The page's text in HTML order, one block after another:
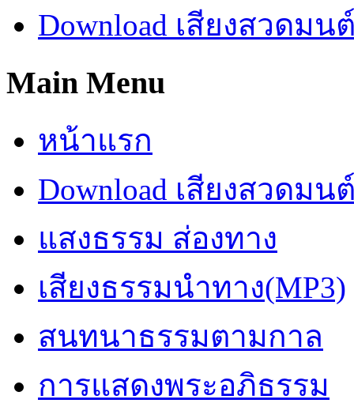
Download เสียงสวดมน
Main Menu
หน้าแรก
Download เสียงสวดมน
แสงธรรม ส่องทาง
เสียงธรรมนำทาง(MP3)
สนทนาธรรมตามกาล
การแสดงพระอภิธรรม